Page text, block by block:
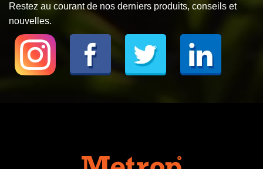
Restez au courant de nos derniers produits, conseils et
nouvelles.